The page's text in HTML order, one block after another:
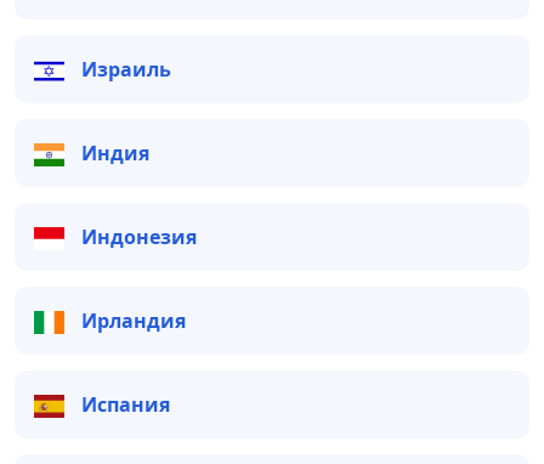
Израиль
Индия
Индонезия
Ирландия
Испания